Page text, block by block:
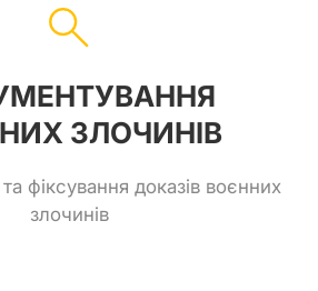
ЗЛОЧИНІВ
та фіксування доказів воєнних
злочинів